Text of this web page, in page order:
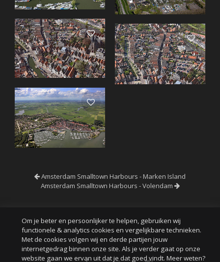
Amsterdam Smalltown Harbours - Marken Island
Amsterdam Smalltown Harbours - Volendam
Om je beter en persoonlijker te helpen, gebruiken wij
functionele & analytics cookies en vergelijkbare technieken.
Met de cookies volgen wij en derde partijen jouw
internetgedrag binnen onze site. Als je verder gaat op onze
website gaan we ervan uit dat je dat goed vindt. Meer weten?